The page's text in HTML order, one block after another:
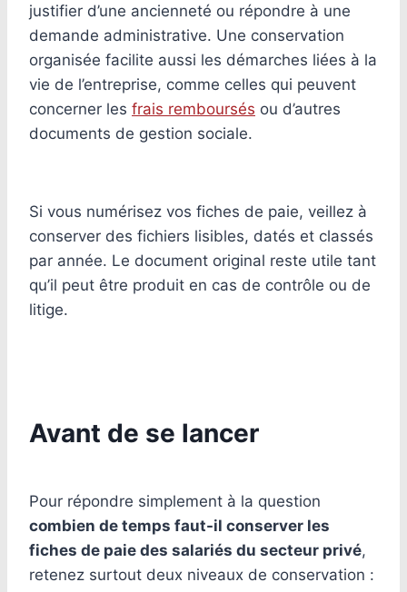
justifier d’une ancienneté ou répondre à une
demande administrative. Une conservation
organisée facilite aussi les démarches liées à la
vie de l’entreprise, comme celles qui peuvent
concerner les frais remboursés ou d’autres
documents de gestion sociale.
Si vous numérisez vos fiches de paie, veillez à
conserver des fichiers lisibles, datés et classés
par année. Le document original reste utile tant
qu’il peut être produit en cas de contrôle ou de
litige.
Avant de se lancer
Pour répondre simplement à la question
combien de temps faut-il conserver les
fiches de paie des salariés du secteur privé,
retenez surtout deux niveaux de conservation :